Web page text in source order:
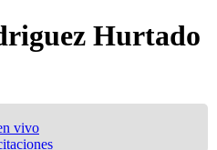
Hurtado
vivo